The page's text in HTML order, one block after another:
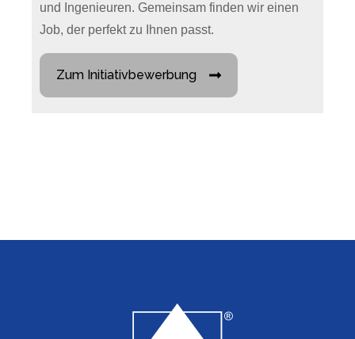
und Ingenieuren. Gemeinsam finden wir einen
Job, der perfekt zu Ihnen passt.
Zum Initiativbewerbung